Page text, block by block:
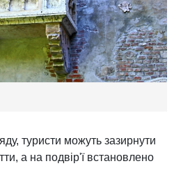
туристи можуть зазирнути
а на подвір'ї встановлено